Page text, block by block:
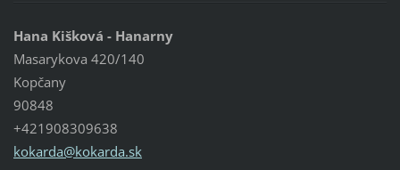
Hana Kišková - Hanarny
Masarykova 420/140
Kopčany
90848
+421908309638
kokarda@kokarda.sk